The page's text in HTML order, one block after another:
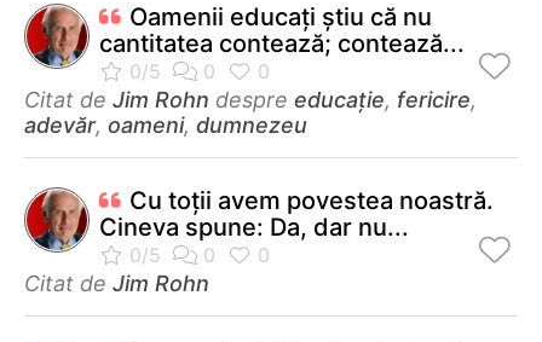
Oamenii educaţi ştiu că nu
cantitatea contează; contează...
Citat de Jim Rohn despre educație, fericire,
adevăr, oameni, dumnezeu
Cu toţii avem povestea noastră.
Cineva spune: Da, dar nu...
Citat de Jim Rohn